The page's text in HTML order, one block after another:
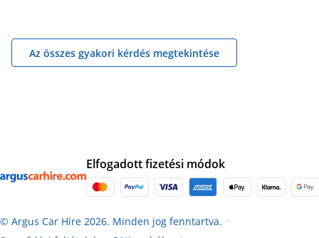
Az összes gyakori kérdés megtekintése
Elfogadott fizetési módok
© Argus Car Hire 2026. Minden jog fenntartva. ●